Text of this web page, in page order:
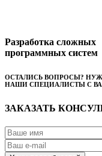
Разработка сложных
программных систем
ОСТАЛИСЬ ВОПРОСЫ?
НАШИ СПЕЦИАЛИСТЫ С
ЗАКАЗАТЬ